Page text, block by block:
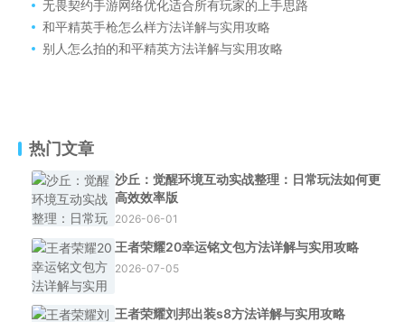
无畏契约手游网络优化适合所有玩家的上手思路
和平精英手枪怎么样方法详解与实用攻略
别人怎么拍的和平精英方法详解与实用攻略
热门文章
沙丘：觉醒环境互动实战整理：日常玩法如何更
高效效率版
2026-06-01
王者荣耀20幸运铭文包方法详解与实用攻略
2026-07-05
王者荣耀刘邦出装s8方法详解与实用攻略